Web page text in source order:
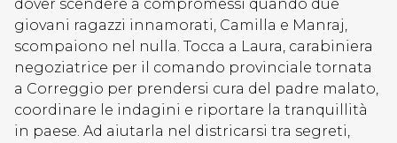
dover scendere a compromessi quando due
giovani ragazzi innamorati, Camilla e Manraj,
scompaiono nel nulla. Tocca a Laura, carabiniera
negoziatrice per il comando provinciale tornata
a Correggio per prendersi cura del padre malato,
coordinare le indagini e riportare la tranquillità
in paese. Ad aiutarla nel districarsi tra segreti,